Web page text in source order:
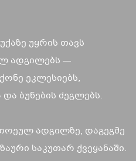
უყრის თავს
ადგილებს —
ეკლესიებს,
და ბუნების ძეგლებს.
ადგილზე, დაგეგმე
საკუთარ ქვეყანაში.